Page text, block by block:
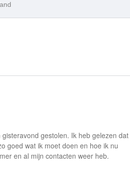
gestolen. Ik heb gelezen dat
goed wat ik moet doen en hoe ik nu
en al mijn contacten weer heb.